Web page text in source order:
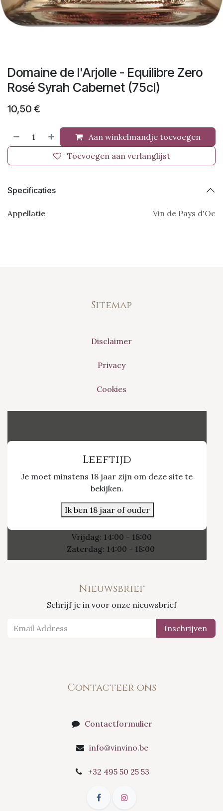
Domaine de l'Arjolle - Equilibre Zero
Rosé Syrah Cabernet (75cl)
10,50 €
Aan winkelmandje toevoegen
Toevoegen aan verlanglijst
Specificaties
Appellatie Vin de Pays d'Oc
Sitemap
Disclaimer
Privacy
Cookies
Leeftijd
Je moet minstens 18 jaar zijn om deze site te
bekijken.
Ik ben 18 jaar of ouder
Nieuwpoort 21/1
Openingsuren
Vrijdag: 14:00 - 18:00
Zaterdag: 14:00 - 18:00
Nieuwsbrief
Schrijf je in voor onze nieuwsbrief
Inschrijven
Contacteer ons
Contactformulier
info@vinvino.be
+32 495 50 25 53